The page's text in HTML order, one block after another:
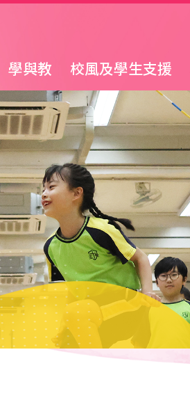
學與教 校風及學生支援